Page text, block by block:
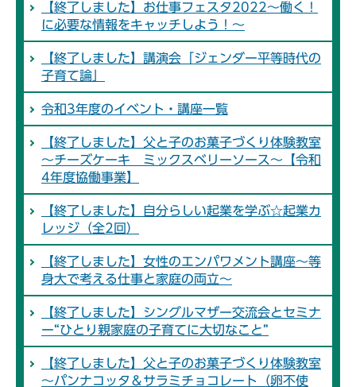
【終了しました】お仕事フェスタ2022～働く！
に必要な情報をキャッチしよう！～
【終了しました】講演会「ジェンダー平等時代の
子育て論」
令和3年度のイベント・講座一覧
【終了しました】父と子のお菓子づくり体験教室
～チーズケーキ ミックスベリーソース～【令和
4年度協働事業】
【終了しました】自分らしい起業を学ぶ☆起業カ
レッジ（全2回）
【終了しました】女性のエンパワメント講座～等
身大で考える仕事と家庭の両立～
【終了しました】シングルマザー交流会とセミナ
ー“ひとり親家庭の子育てに大切なこと”
【終了しました】父と子のお菓子づくり体験教室
～パンナコッタ＆サラミチョコレート（卵不使